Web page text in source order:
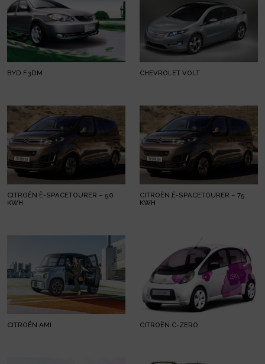
BYD F3DM CHEVROLET VOLT
CITROËN Ë-SPACETOURER – 50
KWH
CITROËN Ë-SPACETOURER – 75
KWH
CITROËN AMI CITROËN C-ZERO